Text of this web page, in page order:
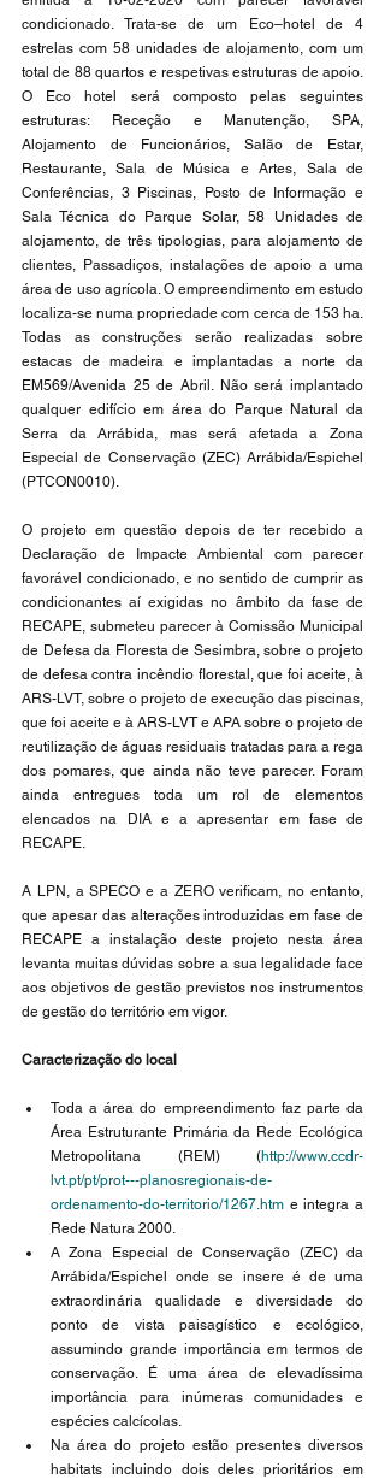
condicionado. Trata-se de um Eco–hotel de 4
estrelas com 58 unidades de alojamento, com um
total de 88 quartos e respetivas estruturas de apoio.
O Eco hotel será composto pelas seguintes
estruturas: Receção e Manutenção, SPA,
Alojamento de Funcionários, Salão de Estar,
Restaurante, Sala de Música e Artes, Sala de
Conferências, 3 Piscinas, Posto de Informação e
Sala Técnica do Parque Solar, 58 Unidades de
alojamento, de três tipologias, para alojamento de
clientes, Passadiços, instalações de apoio a uma
área de uso agrícola. O empreendimento em estudo
localiza-se numa propriedade com cerca de 153 ha.
Todas as construções serão realizadas sobre
estacas de madeira e implantadas a norte da
EM569/Avenida 25 de Abril. Não será implantado
qualquer edifício em área do Parque Natural da
Serra da Arrábida, mas será afetada a Zona
Especial de Conservação (ZEC) Arrábida/Espichel
(PTCON0010).
O projeto em questão depois de ter recebido a
Declaração de Impacte Ambiental com parecer
favorável condicionado, e no sentido de cumprir as
condicionantes aí exigidas no âmbito da fase de
RECAPE, submeteu parecer à Comissão Municipal
de Defesa da Floresta de Sesimbra, sobre o projeto
de defesa contra incêndio florestal, que foi aceite, à
ARS-LVT, sobre o projeto de execução das piscinas,
que foi aceite e à ARS-LVT e APA sobre o projeto de
reutilização de águas residuais tratadas para a rega
dos pomares, que ainda não teve parecer. Foram
ainda entregues toda um rol de elementos
elencados na DIA e a apresentar em fase de
RECAPE.
A LPN, a SPECO e a ZERO verificam, no entanto,
que apesar das alterações introduzidas em fase de
RECAPE a instalação deste projeto nesta área
levanta muitas dúvidas sobre a sua legalidade face
aos objetivos de gestão previstos nos instrumentos
de gestão do território em vigor.
Caracterização do local
Toda a área do empreendimento faz parte da
Área Estruturante Primária da Rede Ecológica
Metropolitana (REM) (http://www.ccdr-
lvt.pt/pt/prot---planosregionais-de-
ordenamento-do-territorio/1267.htm e integra a
Rede Natura 2000.
A Zona Especial de Conservação (ZEC) da
Arrábida/Espichel onde se insere é de uma
extraordinária qualidade e diversidade do
ponto de vista paisagístico e ecológico,
assumindo grande importância em termos de
conservação. É uma área de elevadíssima
importância para inúmeras comunidades e
espécies calcícolas.
Na área do projeto estão presentes diversos
habitats incluindo dois deles prioritários em